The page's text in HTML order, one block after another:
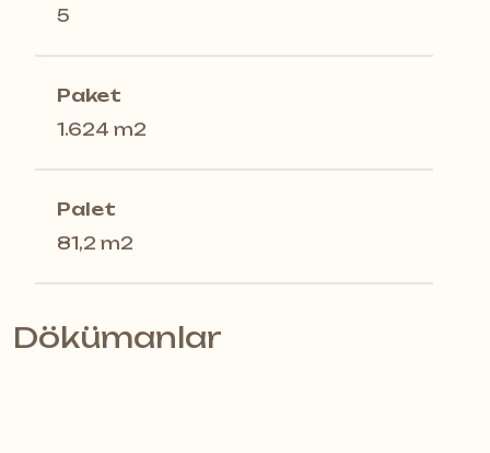
5
Paket
1.624 m2
Palet
81,2 m2
Dökümanlar